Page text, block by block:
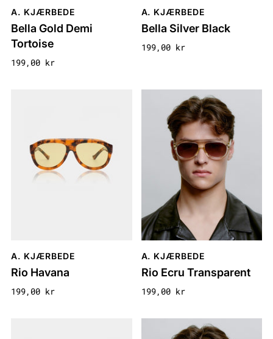
A. KJÆRBEDE
Bella Gold Demi
Tortoise
199,00 kr
A. KJÆRBEDE
Bella Silver Black
199,00 kr
A. KJÆRBEDE
Rio Havana
199,00 kr
A. KJÆRBEDE
Rio Ecru Transparent
199,00 kr